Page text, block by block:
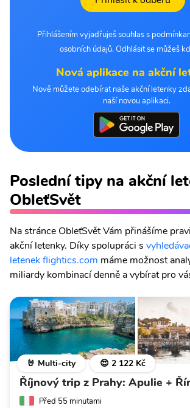
Přihlášením vyjadřuješ souhlas s
osobních údajů. Odhlásit se můžeš
Nová aplikace na akční
Nově můžete odebírat naše akční letenky
naší novou aplikaci.
Poslední tipy na akční
ObleťSvět
Na stránce ObleťSvět Vám přinášíme
akční letenky. Díky spolupráci s
letenek flightics.com máme možnost
miliardy kombinací denně a vybírat pro
🤘 Multi-city 😍 2 122 Kč
Říjnový trip z Prahy: Apulie +
Před 55 minutami